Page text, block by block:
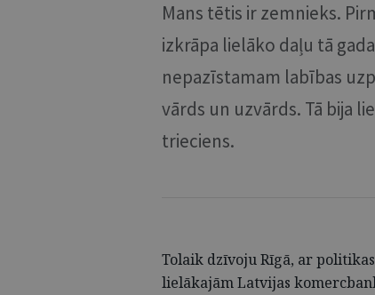
Mans tētis ir zemnieks.
izkrāpa lielāko daļu tā
nepazīstamam labības
vārds un uzvārds. Tā bija
trieciens.
Tolaik dzīvoju Rīgā, ar
lielākajām Latvijas